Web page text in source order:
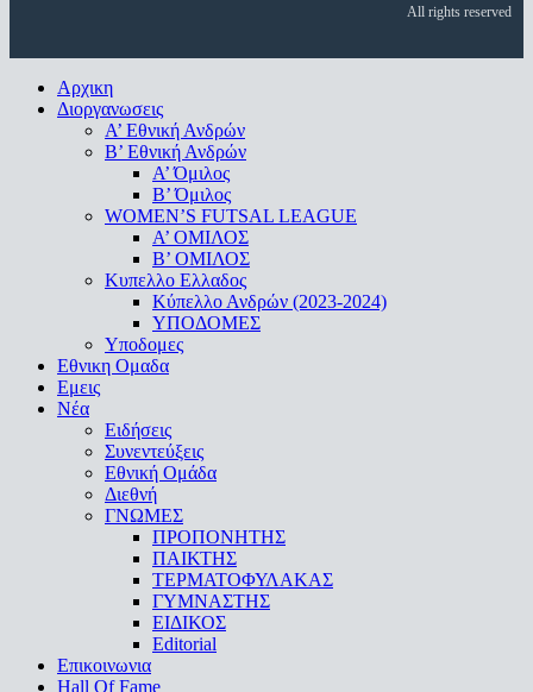
All rights reserved
Close
Menu
Αρχικη
Διοργανωσεις
Α’ Εθνική Ανδρών
Β’ Εθνική Ανδρών
A’ Όμιλος
Β’ Όμιλος
WOMEN’S FUTSAL LEAGUE
A’ ΟΜΙΛΟΣ
Β’ ΟΜΙΛΟΣ
Κυπελλο Ελλαδος
Κύπελλο Ανδρών (2023-2024)
ΥΠΟΔΟΜΕΣ
Υποδομες
Εθνικη Ομαδα
Εμεις
Νέα
Ειδήσεις
Συνεντεύξεις
Εθνική Ομάδα
Διεθνή
ΓΝΩΜΕΣ
ΠΡΟΠΟΝΗΤΗΣ
ΠΑΙΚΤΗΣ
ΤΕΡΜΑΤΟΦΥΛΑΚΑΣ
ΓΥΜΝΑΣΤΗΣ
ΕΙΔΙΚΟΣ
Editorial
Επικοινωνια
Hall Of Fame